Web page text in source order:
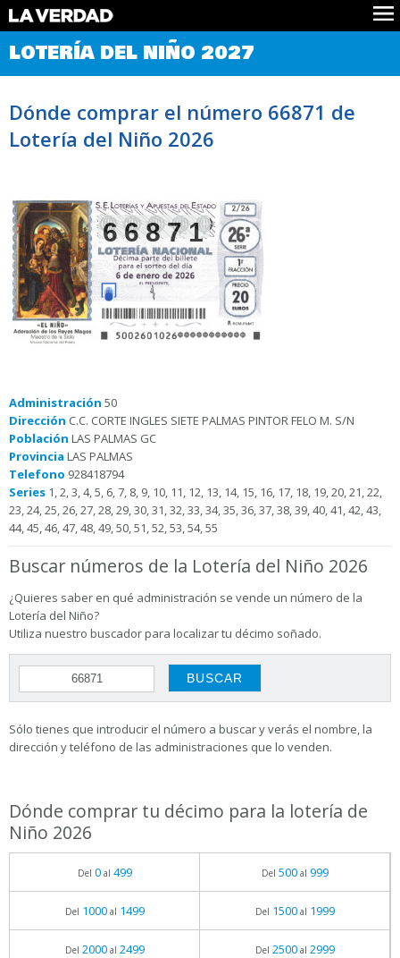
Comprobar Loteria del Niño
Premios
Noticias
Datos
LOTERÍA DEL NIÑO 2027
Dónde comprar el número 66871 de
Lotería del Niño 2026
66871
Administración 50
Dirección C.C. CORTE INGLES SIETE PALMAS PINTOR FELO M. S/N
Población LAS PALMAS GC
Provincia LAS PALMAS
Telefono 928418794
Series 1, 2, 3, 4, 5, 6, 7, 8, 9, 10, 11, 12, 13, 14, 15, 16, 17, 18, 19, 20, 21, 22,
23, 24, 25, 26, 27, 28, 29, 30, 31, 32, 33, 34, 35, 36, 37, 38, 39, 40, 41, 42, 43,
44, 45, 46, 47, 48, 49, 50, 51, 52, 53, 54, 55
Buscar números de la Lotería del Niño 2026
¿Quieres saber en qué administración se vende un número de la
Lotería del Niño?
Utiliza nuestro buscador para localizar tu décimo soñado.
Sólo tienes que introducir el número a buscar y verás el nombre, la
dirección y teléfono de las administraciones que lo venden.
Dónde comprar tu décimo para la lotería de
Niño 2026
Del 0al 499 Del 500al 999
Del 1000al 1499 Del 1500al 1999
Del 2000al 2499 Del 2500al 2999